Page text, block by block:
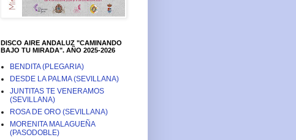
DISCO AIRE ANDALUZ "CAMINANDO
BAJO TU MIRADA". AÑO 2025-2026
BENDITA (PLEGARIA)
DESDE LA PALMA (SEVILLANA)
JUNTITAS TE VENERAMOS
(SEVILLANA)
ROSA DE ORO (SEVILLANA)
MORENITA MALAGUEÑA
(PASODOBLE)